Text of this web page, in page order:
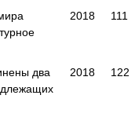
2018 111
два
2018 122